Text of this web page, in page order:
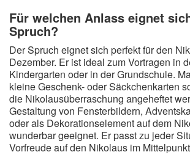
Für welchen Anlass eignet
Spruch?
Der Spruch eignet sich perfekt für den
Dezember. Er ist ideal zum Vortragen in
Kindergarten oder in der Grundschule.
kleine Geschenk- oder Säckchenkarten
die Nikolausüberraschung angeheftet
Gestaltung von Fensterbildern,
oder als Dekorationselement auf dem
wunderbar geeignet. Er passt zu jeder
Vorfreude auf den Nikolaus im